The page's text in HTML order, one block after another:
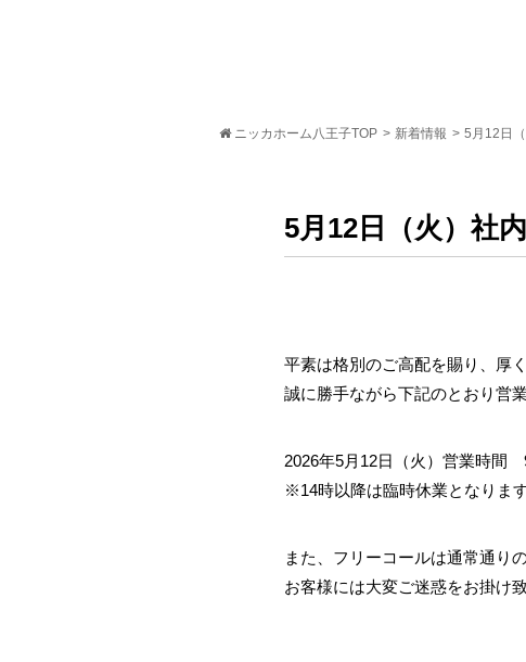
ニッカホーム八王子TOP > 新着情報 > 5月12日
5月12日（火）社
平素は格別のご高配を賜り、厚
誠に勝手ながら下記のとおり営
2026年5月12日（火）営業時間
※14時以降は臨時休業となりま
また、フリーコールは通常通り
お客様には大変ご迷惑をお掛け